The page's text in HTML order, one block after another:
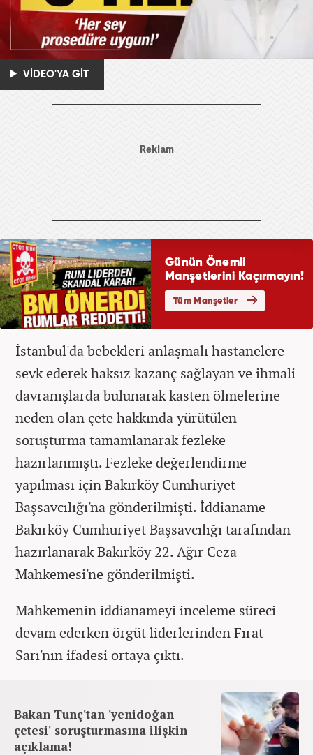
VİDEO'YA GİT
İstanbul'da bebekleri anlaşmalı hastanelere
sevk ederek haksız kazanç sağlayan ve ihmali
davranışlarda bulunarak kasten ölmelerine
neden olan çete hakkında yürütülen
soruşturma tamamlanarak fezleke
hazırlanmıştı. Fezleke değerlendirme
yapılması için Bakırköy Cumhuriyet
Başsavcılığı'na gönderilmişti. İddianame
Bakırköy Cumhuriyet Başsavcılığı tarafından
hazırlanarak Bakırköy 22. Ağır Ceza
Mahkemesi'ne gönderilmişti.
Mahkemenin iddianameyi inceleme süreci
devam ederken örgüt liderlerinden Fırat
Sarı'nın ifadesi ortaya çıktı.
Bakan Tunç'tan 'yenidoğan
çetesi' soruşturmasına ilişkin
açıklama!